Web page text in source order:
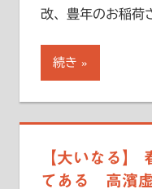
改、豊年のお稲荷
続き
【大いなる】
てある 高濱